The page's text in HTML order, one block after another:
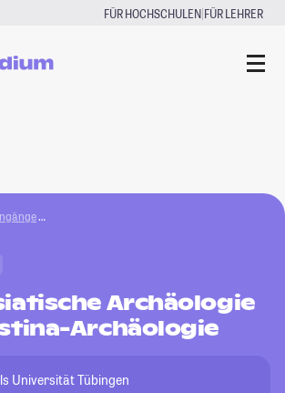
FÜR HOCHSCHULEN|FÜR LEHRER
Vorderasiatische Archäologie und Palästina-
Archäologie
Archäologie
Universität Tübingen